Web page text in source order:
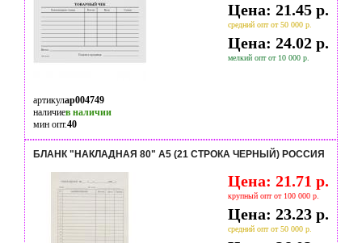
Цена: 21.45 р.
средний опт от 50 000 р.
Цена: 24.02 р.
мелкий опт от 10 000 р.
артикулap004749
наличиев наличии
мин опт.40
БЛАНК "НАКЛАДНАЯ 80" А5 (21 СТРОКА ЧЕРНЫЙ) РОССИЯ
Цена: 21.71 р.
крупный опт от 100 000 р.
Цена: 23.23 р.
средний опт от 50 000 р.